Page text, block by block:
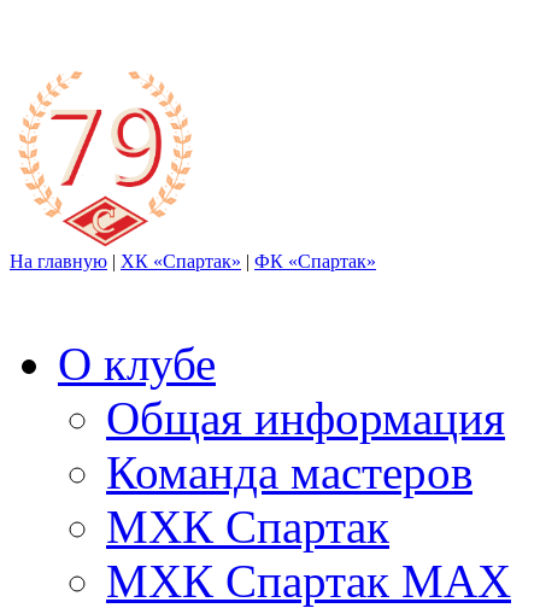
На главную | ХК «Спартак» | ФК «Спартак»
О клубе
Общая информация
Команда мастеров
МХК Спартак
МХК Спартак МАХ